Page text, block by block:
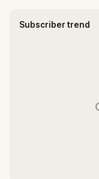
Subscriber trend